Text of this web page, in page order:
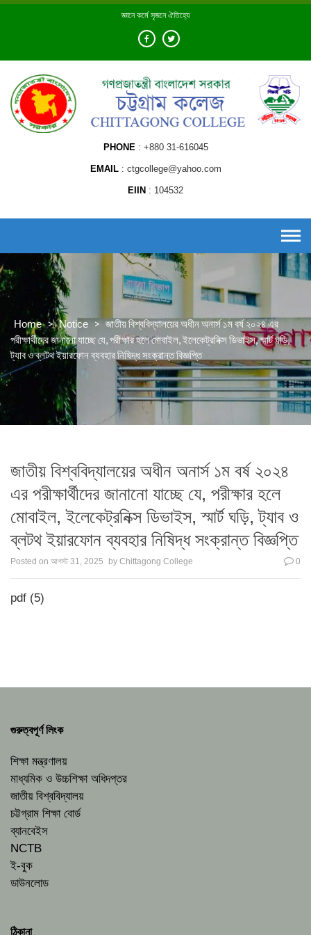
Skip
জ্ঞানে কর্মে সৃজনে ঐতিহ্যে
PHONE +880 31-616045
EMAIL ctgcollege@yahoo.com
EIIN 104532
Home > Notice > জাতীয় বিশ্ববিদ্যালয়ের অধীন অনার্স ১ম বর্ষ ২০২৪ এর
পরীক্ষার্থীদের জানানো যাচ্ছে যে, পরীক্ষার হলে মোবাইল, ইলেকেট্রনিক্স ডিভাইস, স্মার্ট ঘড়ি,
ট্যাব ও ব্লটথ ইয়ারফোন ব্যবহার নিষিদ্ধ সংক্রান্ত বিজ্ঞপ্তি
জাতীয় বিশ্ববিদ্যালয়ের অধীন অনার্স ১ম বর্ষ ২০২৪
এর পরীক্ষার্থীদের জানানো যাচ্ছে যে, পরীক্ষার হলে
মোবাইল, ইলেকেট্রনিক্স ডিভাইস, স্মার্ট ঘড়ি, ট্যাব ও
ব্লটথ ইয়ারফোন ব্যবহার নিষিদ্ধ সংক্রান্ত বিজ্ঞপ্তি
Posted on আগস্ট 31, 2025 by Chittagong College 0
pdf (5)
গুরুত্বপূর্ণ লিংক
শিক্ষা মন্ত্রণালয়
মাধ্যমিক ও উচ্চশিক্ষা অধিদপ্তর
জাতীয় বিশ্ববিদ্যালয়
চট্টগ্রাম শিক্ষা বোর্ড
ব্যানবেইস
NCTB
ই-বুক
ডাউনলোড
ঠিকানা